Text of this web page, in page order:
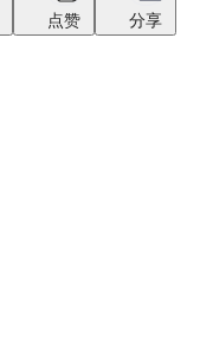
点赞 分享